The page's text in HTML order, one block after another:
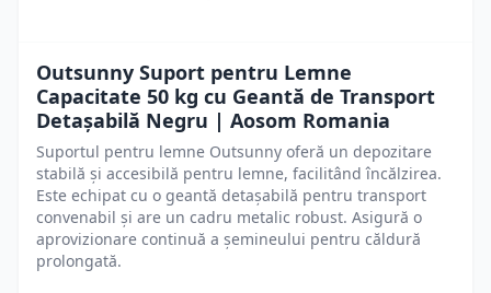
Outsunny Suport pentru Lemne
Capacitate 50 kg cu Geantă de Transport
Detașabilă Negru | Aosom Romania
Suportul pentru lemne Outsunny oferă un depozitare
stabilă și accesibilă pentru lemne, facilitând încălzirea.
Este echipat cu o geantă detașabilă pentru transport
convenabil și are un cadru metalic robust. Asigură o
aprovizionare continuă a șemineului pentru căldură
prolongată.